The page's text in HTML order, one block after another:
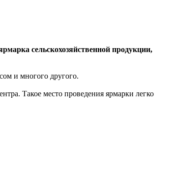
сельскохозяйственной продукции,
и многого другого.
Такое место проведения ярмарки легко